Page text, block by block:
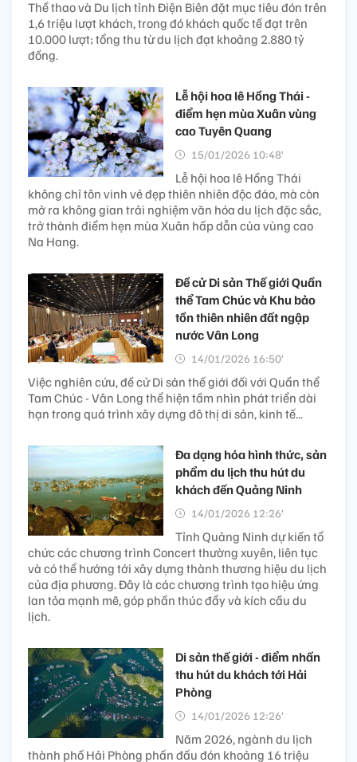
Thể thao và Du lịch tỉnh Điện Biên đặt mục tiêu đón trên
1,6 triệu lượt khách, trong đó khách quốc tế đạt trên
10.000 lượt; tổng thu từ du lịch đạt khoảng 2.880 tỷ
đồng.
Lễ hội hoa lê Hồng Thái -
điểm hẹn mùa Xuân vùng
cao Tuyên Quang
15/01/2026 10:48’
Lễ hội hoa lê Hồng Thái
không chỉ tôn vinh vẻ đẹp thiên nhiên độc đáo, mà còn
mở ra không gian trải nghiệm văn hóa du lịch đặc sắc,
trở thành điểm hẹn mùa Xuân hấp dẫn của vùng cao
Na Hang.
Đề cử Di sản Thế giới Quần
thể Tam Chúc và Khu bảo
tồn thiên nhiên đất ngập
nước Vân Long
14/01/2026 16:50’
Việc nghiên cứu, đề cử Di sản thế giới đối với Quần thể
Tam Chúc - Vân Long thể hiện tầm nhìn phát triển dài
hạn trong quá trình xây dựng đô thị di sản, kinh tế...
Đa dạng hóa hình thức, sản
phẩm du lịch thu hút du
khách đến Quảng Ninh
14/01/2026 12:26’
Tỉnh Quảng Ninh dự kiến tổ
chức các chương trình Concert thường xuyên, liên tục
và có thể hướng tới xây dựng thành thương hiệu du lịch
của địa phương. Đây là các chương trình tạo hiệu ứng
lan tỏa mạnh mẽ, góp phần thúc đẩy và kích cầu du
lịch.
Di sản thế giới - điểm nhấn
thu hút du khách tới Hải
Phòng
14/01/2026 12:26’
Năm 2026, ngành du lịch
thành phố Hải Phòng phấn đấu đón khoảng 16 triệu